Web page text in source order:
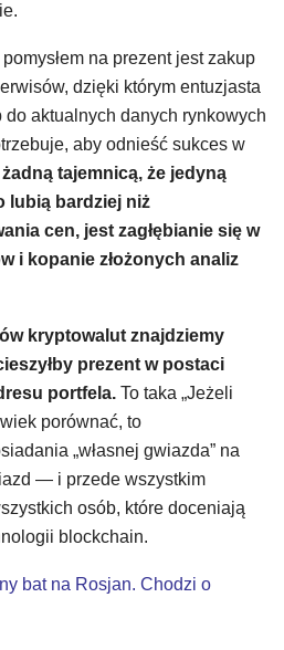
na prezent jest zakup
dzięki którym entuzjasta
do aktualnych danych rynkowych
aby odnieść sukces w
tajemnicą, że jedyną
lubią bardziej niż
cen, jest zagłębianie się w
i kopanie złożonych analiz
kryptowalut znajdziemy
prezent w postaci
portfela. To taka „Jeżeli
porównać, to
„własnej gwiazda” na
— i przede wszystkim
osób, które doceniają
blockchain.
bat na Rosjan. Chodzi o